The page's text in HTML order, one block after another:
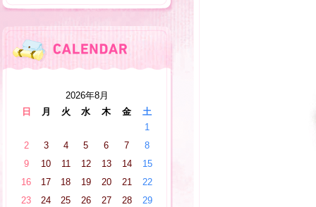
2026年8月
日
月 火 水 木 金
土
1
2
3 4 5 6 7
8
9
10 11 12 13 14
15
16
17 18 19 20 21
22
23
24 25 26 27 28
29